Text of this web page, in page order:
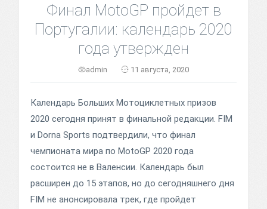
Финал MotoGP пройдет в
Португалии: календарь 2020
года утвержден
admin 11 августа, 2020
Календарь Больших Мотоциклетных призов
2020 сегодня принят в финальной редакции. FIM
и Dorna Sports подтвердили, что финал
чемпионата мира по MotoGP 2020 года
состоится не в Валенсии. Календарь был
расширен до 15 этапов, но до сегодняшнего дня
FIM не анонсировала трек, где пройдет